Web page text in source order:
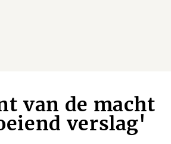
van de macht
verslag'